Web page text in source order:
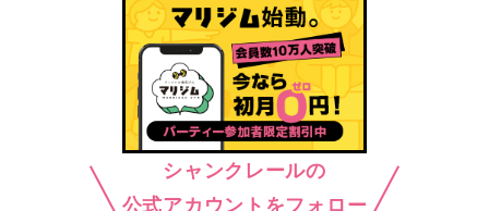
シャンクレールの
公式アカウントをフォロー